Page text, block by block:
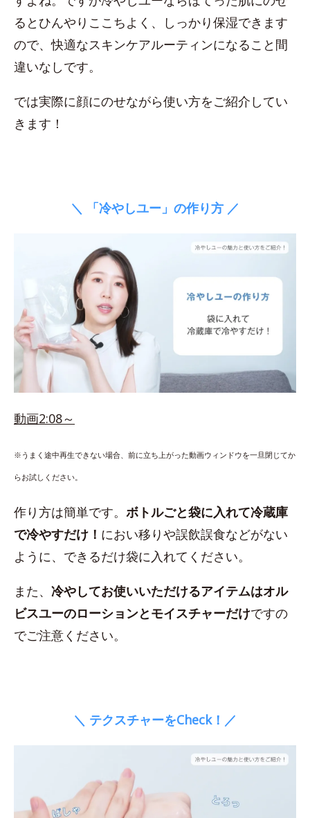
るとひんやりここちよく、しっかり保湿できます
ので、快適なスキンケアルーティンになること間
違いなしです。
では実際に顔にのせながら使い方をご紹介してい
きます！
＼ 「冷やしユー」の作り方 ／
動画2:08～
※うまく途中再生できない場合、前に立ち上がった動画ウィンドウを一旦閉じてか
らお試しください。
作り方は簡単です。 ボトルごと袋に入れて冷蔵庫
で冷やすだけ！ におい移りや誤飲誤食などがない
ように、できるだけ袋に入れてください。
また、 冷やしてお使いいただけるアイテムはオル
ビスユーのローションとモイスチャーだけですの
でご注意ください。
＼ テクスチャーをCheck！／